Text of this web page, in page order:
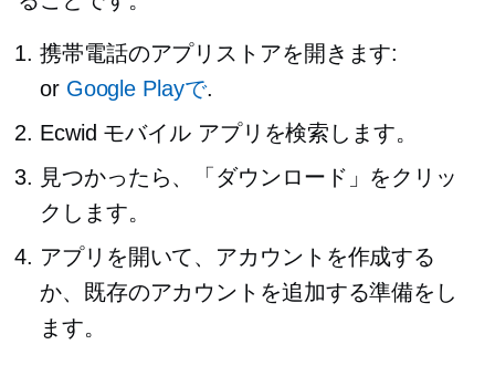
携帯電話のアプリストアを開きます:
or Google Playで.
Ecwid モバイル アプリを検索します。
見つかったら、「ダウンロード」をクリッ
クします。
アプリを開いて、アカウントを作成する
か、既存のアカウントを追加する準備をし
ます。